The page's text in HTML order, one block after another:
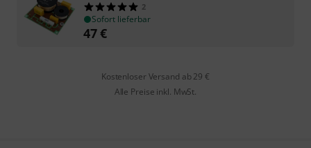
2
Sofort lieferbar
47€
Kostenloser Versand ab 29 €
Alle Preise inkl. MwSt.